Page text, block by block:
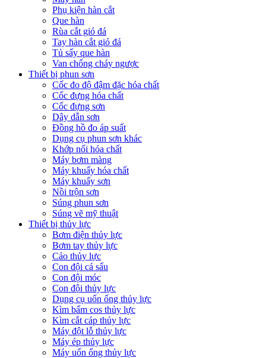
Phụ kiện hàn cắt
Que hàn
Rùa cắt gió đá
Tay hàn cắt gió đá
Tủ sấy que hàn
Van chống cháy ngược
Thiết bị phun sơn
Cốc đo độ đậm đặc hóa chất
Cốc đựng hóa chất
Cốc đựng sơn
Dây dẫn sơn
Đồng hồ đo áp suất
Dụng cụ phun sơn khác
Khớp nối hóa chất
Máy bơm màng
Máy khuấy hóa chất
Máy khuấy sơn
Nồi trộn sơn
Súng phun sơn
Súng vẽ mỹ thuật
Thiết bị thủy lực
Bơm điện thủy lực
Bơm tay thủy lực
Cảo thủy lực
Con đội cá sấu
Con đội móc
Con đội thủy lực
Dụng cụ uốn ống thủy lực
Kìm bấm cos thủy lực
Kìm cắt cáp thủy lực
Máy đột lỗ thủy lực
Máy ép thủy lực
Máy uốn ống thủy lực